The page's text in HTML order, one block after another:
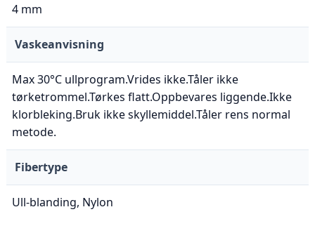
4 mm
Vaskeanvisning
Max 30°C ullprogram.Vrides ikke.Tåler ikke
tørketrommel.Tørkes flatt.Oppbevares liggende.Ikke
klorbleking.Bruk ikke skyllemiddel.Tåler rens normal
metode.
Fibertype
Ull-blanding, Nylon